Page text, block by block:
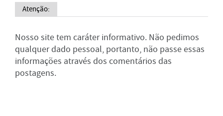
Atenção:
Nosso site tem caráter informativo. Não pedimos
qualquer dado pessoal, portanto, não passe essas
informações através dos comentários das
postagens.